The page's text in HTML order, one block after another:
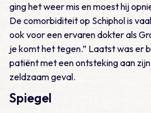
ging het weer mis en moest hij
De comorbiditeit op Schiphol is
ook voor een ervaren dokter als
je komt het tegen.” Laatst was er
patiënt met een ontsteking aan
zeldzaam geval.
Spiegel